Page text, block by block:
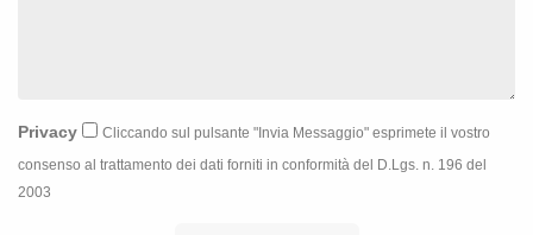
Privacy
Cliccando sul pulsante "Invia Messaggio" esprimete il vostro
consenso al trattamento dei dati forniti in conformità del D.Lgs. n. 196 del
2003